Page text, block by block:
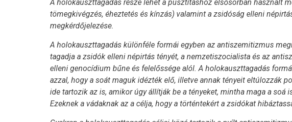
A holokauszttagadás része lehet a pusztításhoz elsősorban használt
tömegkivégzés, éheztetés és kínzás) valamint a zsidóság elleni
megkérdőjelezése.
A holokauszttagadás különféle formái egyben az antiszemitizmus
tagadja a zsidók elleni népirtás tényét, a nemzetiszocialista és az
elleni genocídium bűne és felelőssége alól. A holokauszttagadás
azzal, hogy a soát maguk idézték elő, illetve annak tényeit eltúlozzák
ide tartozik az is, amikor úgy állítják be a tényeket, mintha maga a soá
Ezeknek a vádaknak az a célja, hogy a történtekért a zsidókat